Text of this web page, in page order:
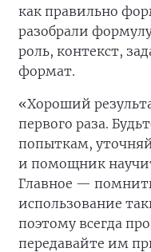
как правильно
разобрали
роль, контекст,
формат.
«Хороший
первого раза.
попыткам,
и помощник
Главное —
использование
поэтому всегда
передавайте им